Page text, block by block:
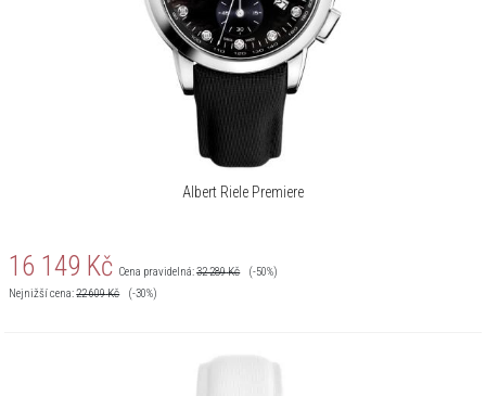
Albert Riele Premiere
16 149 Kč Cena pravidelná:32 289Kč
(-50%)
Nejnižší cena:22 609Kč (-30%)